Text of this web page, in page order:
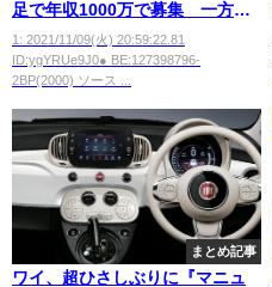
足で年収1000万で募集 一方日
本は「やりがい」を強調へ
1: 2021/11/09(火) 20:59:22.81
ID:ygYRUe9J0● BE:127398796-
2BP(2000) ソース ...
まとめ記事
ワイ、超ひさしぶりに『マニュ